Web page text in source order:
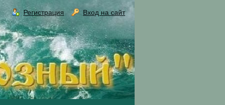
Регистрация Вход на сайт